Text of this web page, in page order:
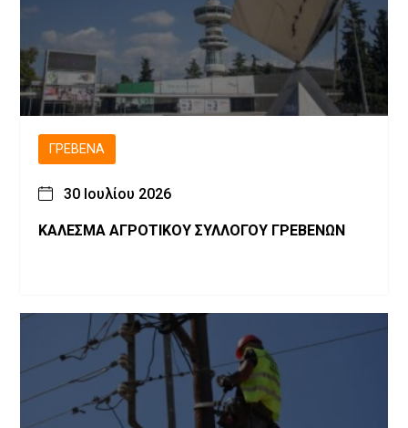
ΓΡΕΒΕΝΆ
30 Ιουλίου 2026
ΚΑΛΕΣΜΑ ΑΓΡΟΤΙΚΟΥ ΣΥΛΛΟΓΟΥ ΓΡΕΒΕΝΩΝ